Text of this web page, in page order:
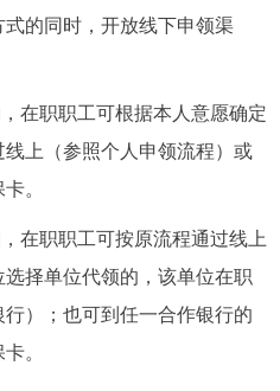
解读 回应关切
的同时，开放线下申领渠
职职工可根据本人意愿确定
上（参照个人申领流程）或
。
职职工可按原流程通过线上
择单位代领的，该单位在职
）；也可到任一合作银行的
。